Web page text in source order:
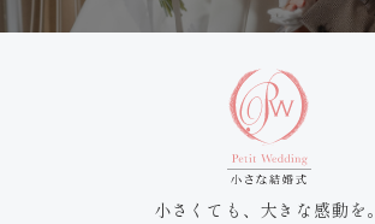
小さくても、大きな感動を。